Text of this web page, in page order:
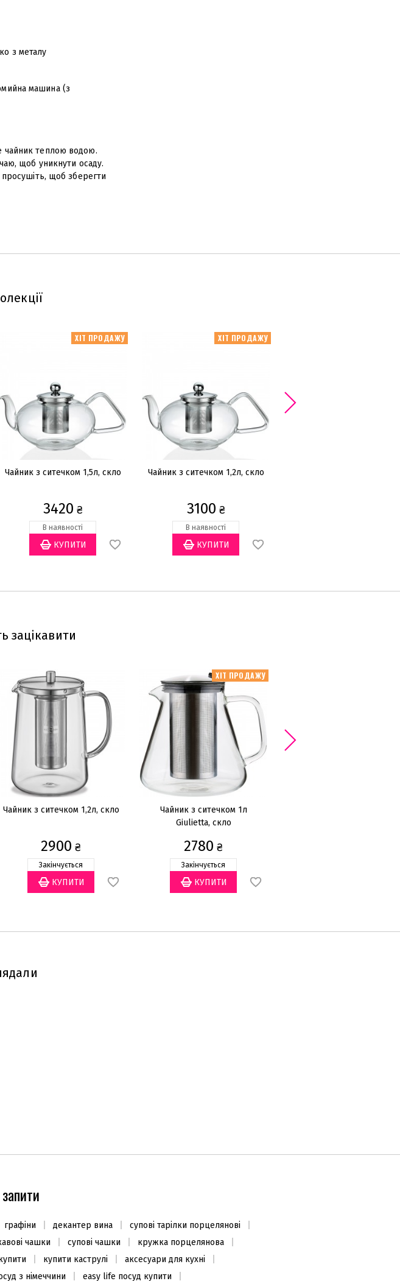
з металу
машина (з
чайник теплою водою.
щоб уникнути осаду.
щоб зберегти
ХІТ ПРОДАЖУ
Чайник з ситечком 1,5л, скло
3420 ₴
В наявності
ХІТ ПРОДАЖУ
Чайник з ситечком 1,2л, скло
3100 ₴
В наявності
зацікавити
Чайник з ситечком 1,2л, скло
2900 ₴
Закінчується
ХІТ ПРОДАЖУ
Чайник з ситечком 1л
Giulietta, скло
2780 ₴
Закінчується
графіни декантер вина
супові тарілки порцелянові
чашки супові чашки
кружка порцелянова
купити каструлі
аксесуари для кухні
з німеччини easy life посуд купити